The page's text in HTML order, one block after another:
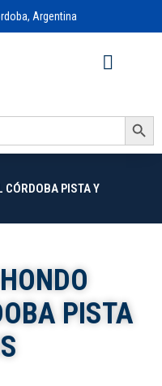
Argentina
Search Button
CÓRDOBA PISTA Y
PISTA